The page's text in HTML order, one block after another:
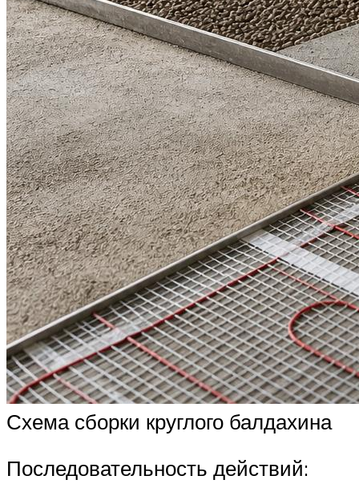
Схема сборки круглого балдахина
Последовательность действий: